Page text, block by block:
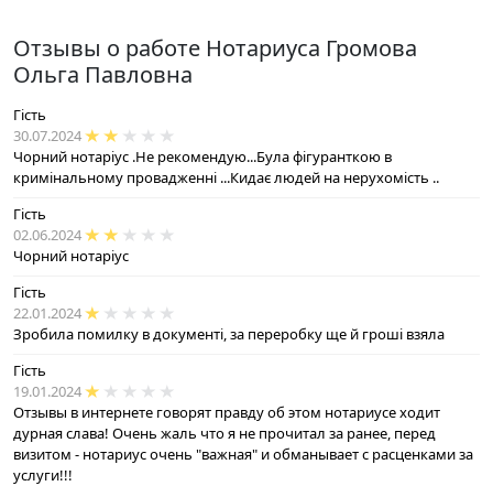
Отзывы о работе Нотариуса Громова
Ольга Павловна
Гість
30.07.2024
Чорний нотаріус .Не рекомендую...Була фігуранткою в
кримінальному провадженні ...Кидає людей на нерухомість ..
Гість
02.06.2024
Чорний нотаріус
Гість
22.01.2024
Зробила помилку в документі, за переробку ще й гроші взяла
Гість
19.01.2024
Отзывы в интернете говорят правду об этом нотариусе ходит
дурная слава! Очень жаль что я не прочитал за ранее, перед
визитом - нотариус очень "важная" и обманывает с расценками за
услуги!!!